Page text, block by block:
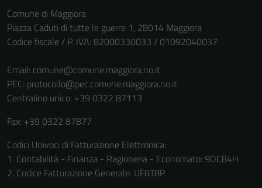
Comune di Maggiora
Piazza Caduti di tutte le guerre 1, 28014 Maggiora
Codice fiscale / P. IVA: 82000330033 / 01092040037
Email: comune@comune.maggiora.no.it
PEC: protocollo@pec.comune.maggiora.no.it
Centralino unico: +39 0322 87113
Fax: +39 0322 87877
Codici Univoci di Fatturazione Elettronica:
1. Contabilità - Finanza - Ragioneria - Economato: 9OC84H
2. Codice Fatturazione Generale: UF8T8P
Tecnici
funzionamento
del sito e non
possono